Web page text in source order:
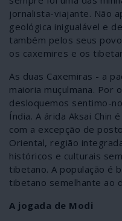
jornalista-viajante. Não
geológica inigualável e
também pelos seus
os caxemires e os
As duas Caxemiras - a
maioria muçulmana. Por
desloquemos sentimo-
Índia. A árida Aksai Chin
com a excepção de
Oriental, região
históricos e culturais
tibetano. A população é
tibetano semelhante ao
A jogada de Modi